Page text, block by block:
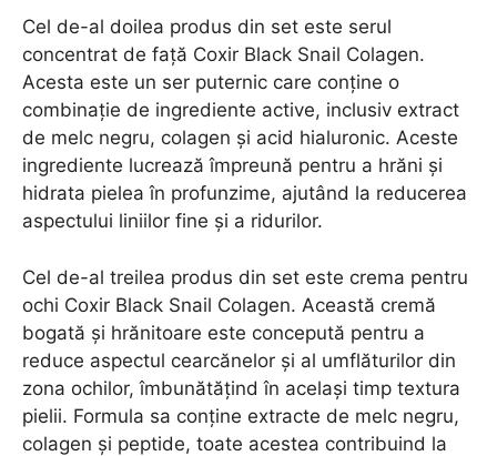
Cel de-al doilea produs din set este serul
concentrat de față Coxir Black Snail Colagen.
Acesta este un ser puternic care conține o
combinație de ingrediente active, inclusiv extract
de melc negru, colagen și acid hialuronic. Aceste
ingrediente lucrează împreună pentru a hrăni și
hidrata pielea în profunzime, ajutând la reducerea
aspectului liniilor fine și a ridurilor.
Cel de-al treilea produs din set este crema pentru
ochi Coxir Black Snail Colagen. Această cremă
bogată și hrănitoare este concepută pentru a
reduce aspectul cearcănelor și al umflăturilor din
zona ochilor, îmbunătățind în același timp textura
pielii. Formula sa conține extracte de melc negru,
colagen și peptide, toate acestea contribuind la